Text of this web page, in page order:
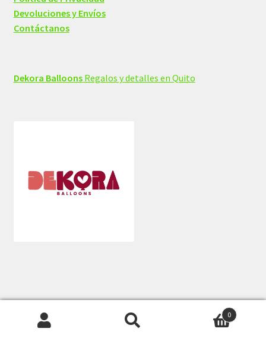
Devoluciones y Envíos
Contáctanos
Dekora BalloonsRegalos y detalles en Quito
© Dcim Ecuador 2026
Construido con WooCommerce.
0